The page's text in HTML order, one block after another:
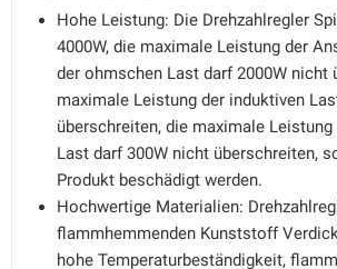
Hohe Leistung: Die Drehzahlregler
4000W, die maximale Leistung der
der ohmschen Last darf 2000W nicht
maximale Leistung der induktiven
überschreiten, die maximale
Last darf 300W nicht überschreiten,
Produkt beschädigt werden.
Hochwertige Materialien:
flammhemmenden Kunststoff
hohe Temperaturbeständigkeit,